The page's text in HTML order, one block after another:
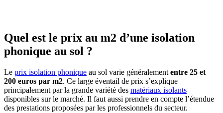
Quel est le prix au m2 d’une isolation
phonique au sol ?
Le prix isolation phonique au sol varie généralement entre 25 et
200 euros par m2. Ce large éventail de prix s’explique
principalement par la grande variété des matériaux isolants
disponibles sur le marché. Il faut aussi prendre en compte l’étendue
des prestations proposées par les professionnels du secteur.